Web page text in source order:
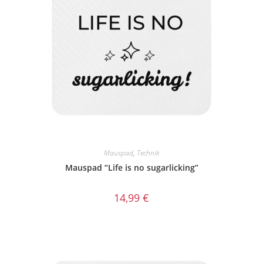
Mauspad, Technik
Mauspad “Life is no sugarlicking”
14,99 €